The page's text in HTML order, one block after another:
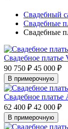
Свадебный
Свадебные
Свадебные
Свадебное платье
90 750 ₽ 45 000 ₽
В примерочную
Свадебное платье
62 400 ₽ 42 000 ₽
В примерочную